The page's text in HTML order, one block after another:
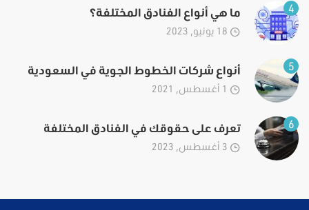
4 ما هي أنواع الفنادق المختلفة؟
5 أنواع شركات الخطوط الجوية في السعودية
6 تعرف على حقوقك في الفنادق المختلفة